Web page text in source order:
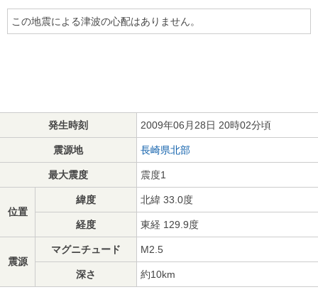
この地震による津波の心配はありません。
発生時刻 2009年06月28日 20時02分頃
震源地 長崎県北部
最大震度 震度1
位置
緯度 北緯 33.0度
経度 東経 129.9度
震源
マグニチュード M2.5
深さ 約10km